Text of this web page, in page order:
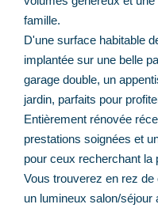
famille.
D'une surface habitable
implantée sur une belle
garage double, un
jardin, parfaits pour
Entièrement rénovée
prestations soignées et
pour ceux recherchant la
Vous trouverez en rez
un lumineux salon/